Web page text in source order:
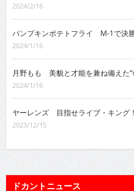
2024/2/16
パンプキンポテトフライ M-1で決
2024/1/16
月野もも 美貌と才能を兼ね備えた“
2024/1/16
ヤーレンズ 目指せライブ・キング
2023/12/15
ドカントニュース